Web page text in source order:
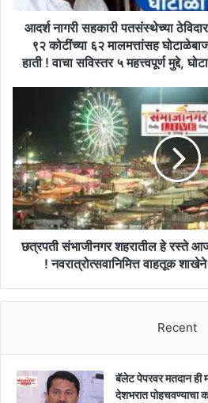
तब्बल
कोटींच्या
६२
पोलिसांच्या
हाती
!
वाचा
सविस्तर
५
महत्त्वपूर्ण
व्याप्ती
आदर्श नागरी सहकारी पतसंस्थेच्या
९२ कोटींच्या ६२ मालमत्तांसह
हाती ! वाचा सविस्तर ५ महत्त्वपूर्ण मुद्दे,
शहरातील
हे
रस्ते
आजपासून
दहा
दिवस
राहणार
बंद
मार्ग
छत्रपती संभाजीनगर शहरातील हे रस्ते
! नवरात्रोत्सवानिमित्त वाहतूक
Recent
बॅलेट पेपरवर मतदान ही
देशभरात पोहचवण्याचा